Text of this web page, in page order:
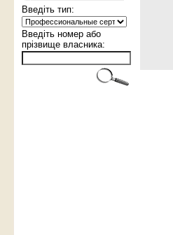
Введіть тип:
Введіть номер або
прізвище власника: